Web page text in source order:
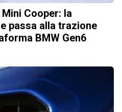
Cooper: la
passa alla trazione
BMW Gen6